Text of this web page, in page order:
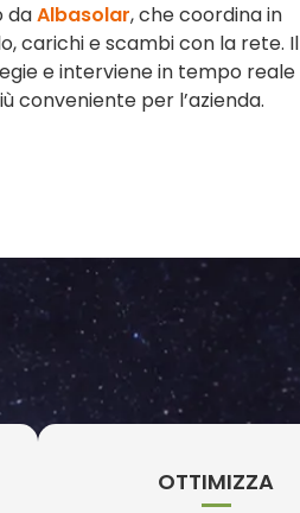
daAlbasolar, che coordina in
carichi e scambi con la rete. Il
e interviene in tempo reale
conveniente per l’azienda.
OTTIMIZZA